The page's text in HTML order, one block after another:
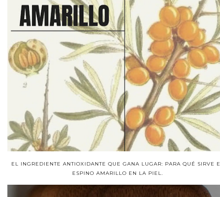
EL INGREDIENTE ANTIOXIDANTE QUE GANA LUGAR: PARA QUÉ SIRVE
ESPINO AMARILLO EN LA PIEL.